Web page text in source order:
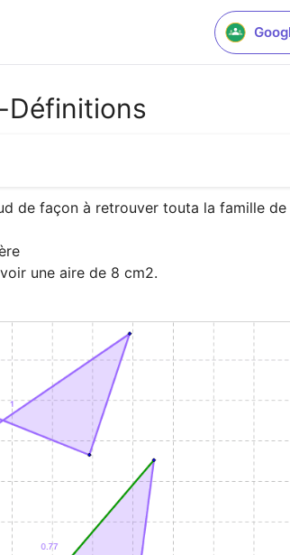
Définitions
de façon à retrouver touta la famille
une aire de 8 cm2.